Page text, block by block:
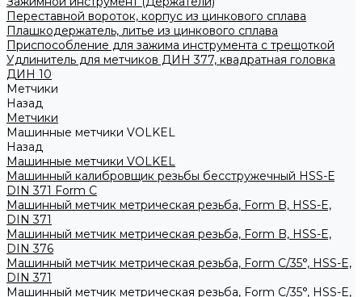
Переставной вороток, корпус из цинкового сплава
Плашкодержатель, литье из цинкового сплава
Приспособление для зажима инструмента с трещоткой
Удлинитель для метчиков ДИН 377, квадратная головка
ДИН 10
Метчики
Назад
Метчики
Машинные метчики VOLKEL
Назад
Машинные метчики VOLKEL
Машинный калибровщик резьбы бесстружечный HSS-Е
DIN 371 Form C
Машинный метчик метрическая резьба, Form B, HSS-E,
DIN 371
Машинный метчик метрическая резьба, Form B, HSS-E,
DIN 376
Машинный метчик метрическая резьба, Form С/35°, HSS-E,
DIN 371
Машинный метчик метрическая резьба, Form С/35°, HSS-E,